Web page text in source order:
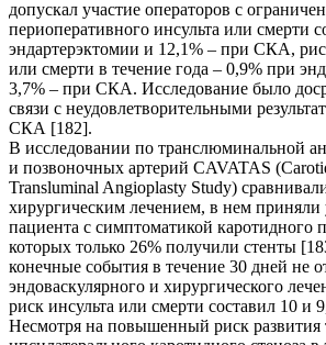
допускал участие операторов с
периоперативного инсульта или смерти
эндартерэктомии и 12,1% – при СКА,
или смерти в течение года – 0,9% при
3,7% – при CКA. Исследование было
связи с неудовлетворительными
СКА [182].
В исследовании по транслюминальной
и позвоночных артерий CAVATAS
Transluminal Angioplasty Study)
хирургическим лечением, в нем приняли
пациента с симптоматикой каротидного
которых только 26% получили стенты
конечные события в течение 30 дней не
эндоваскулярного и хирургического
риск инсульта или смерти составил 10 и
Несмотря на повышенный риск развития